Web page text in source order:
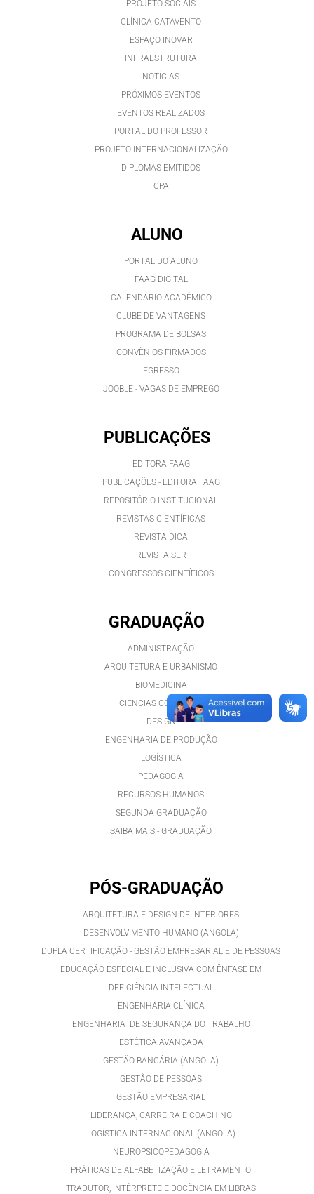
PROJETO SOCIAIS
CLÍNICA CATAVENTO
ESPAÇO INOVAR
INFRAESTRUTURA
NOTÍCIAS
PRÓXIMOS EVENTOS
EVENTOS REALIZADOS
PORTAL DO PROFESSOR
PROJETO INTERNACIONALIZAÇÃO
DIPLOMAS EMITIDOS
CPA
ALUNO
PORTAL DO ALUNO
FAAG DIGITAL
CALENDÁRIO ACADÊMICO
CLUBE DE VANTAGENS
PROGRAMA DE BOLSAS
CONVÊNIOS FIRMADOS
EGRESSO
JOOBLE - VAGAS DE EMPREGO
PUBLICAÇÕES
EDITORA FAAG
PUBLICAÇÕES - EDITORA FAAG
REPOSITÓRIO INSTITUCIONAL
REVISTAS CIENTÍFICAS
REVISTA DICA
REVISTA SER
CONGRESSOS CIENTÍFICOS
GRADUAÇÃO
ADMINISTRAÇÃO
ARQUITETURA E URBANISMO
BIOMEDICINA
CIENCIAS CONTÁBEIS
DESIGN
ENGENHARIA DE PRODUÇÃO
LOGÍSTICA
PEDAGOGIA
RECURSOS HUMANOS
SEGUNDA GRADUAÇÃO
SAIBA MAIS - GRADUAÇÃO
PÓS-GRADUAÇÃO
ARQUITETURA E DESIGN DE INTERIORES
DESENVOLVIMENTO HUMANO (ANGOLA)
DUPLA CERTIFICAÇÃO - GESTÃO EMPRESARIAL E DE PESSOAS
EDUCAÇÃO ESPECIAL E INCLUSIVA COM ÊNFASE EM
DEFICIÊNCIA INTELECTUAL
ENGENHARIA CLÍNICA
ENGENHARIA DE SEGURANÇA DO TRABALHO
ESTÉTICA AVANÇADA
GESTÃO BANCÁRIA (ANGOLA)
GESTÃO DE PESSOAS
GESTÃO EMPRESARIAL
LIDERANÇA, CARREIRA E COACHING
LOGÍSTICA INTERNACIONAL (ANGOLA)
NEUROPSICOPEDAGOGIA
PRÁTICAS DE ALFABETIZAÇÃO E LETRAMENTO
TRADUTOR, INTÉRPRETE E DOCÊNCIA EM LIBRAS